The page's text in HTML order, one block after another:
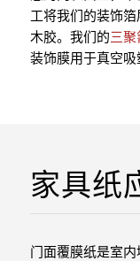
工将我们的装饰
木胶。我们的三
装饰膜用于真空吸
家具纸
门面覆膜纸是室